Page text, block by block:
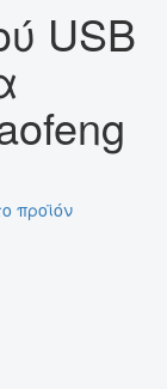
USB
προϊόν